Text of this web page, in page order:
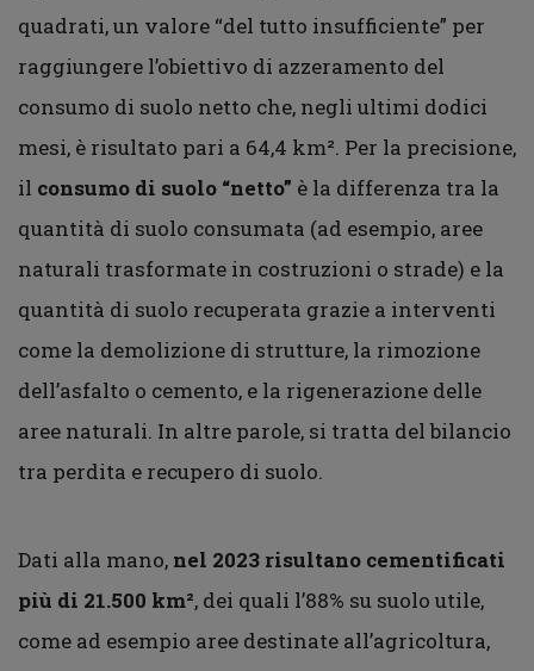
quadrati, un valore “del tutto insufficiente” per
raggiungere l’obiettivo di azzeramento del
consumo di suolo netto che, negli ultimi dodici
mesi, è risultato pari a 64,4 km². Per la precisione,
il consumo di suolo “netto” è la differenza tra la
quantità di suolo consumata (ad esempio, aree
naturali trasformate in costruzioni o strade) e la
quantità di suolo recuperata grazie a interventi
come la demolizione di strutture, la rimozione
dell’asfalto o cemento, e la rigenerazione delle
aree naturali. In altre parole, si tratta del bilancio
tra perdita e recupero di suolo.
Dati alla mano, nel 2023 risultano cementificati
più di 21.500 km², dei quali l’88% su suolo utile,
come ad esempio aree destinate all’agricoltura,